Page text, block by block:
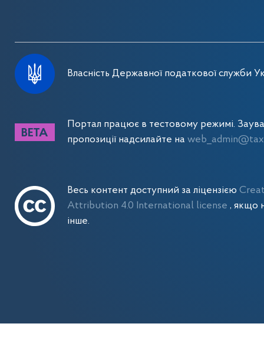
Власність Державної податкової служби
Портал працює в тестовому режимі.
пропозиції надсилайте на
Весь контент доступний за ліцензією
Attribution 4.0 International license, якщо
інше.